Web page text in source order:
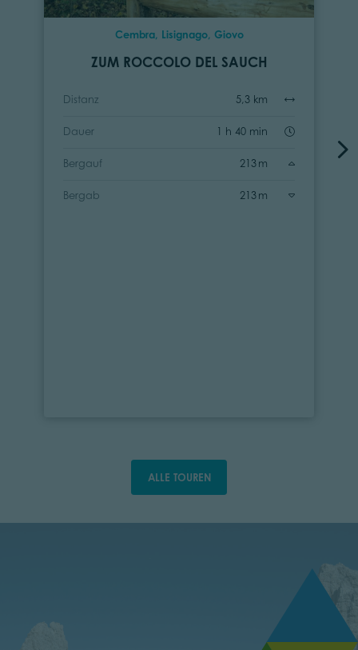
Cembra, Lisignago, Giovo
ZUM ROCCOLO DEL SAUCH
Distanz 5,3 km
Dauer 1 h 40 min
Bergauf 213 m
Bergab 213 m
ALLE TOUREN